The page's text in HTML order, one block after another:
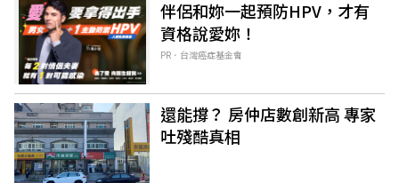
伴侶和妳一起預防HPV，才有
資格說愛妳！
PR．台灣癌症基金會
還能撐？ 房仲店數創新高 專家
吐殘酷真相